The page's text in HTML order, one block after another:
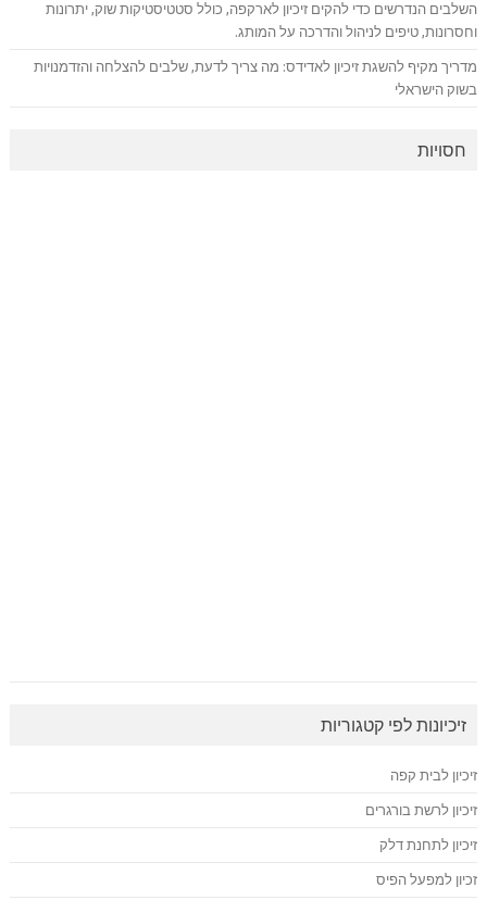
השלבים הנדרשים כדי להקים זיכיון לארקפה, כולל סטטיסטיקות שוק, יתרונות
וחסרונות, טיפים לניהול והדרכה על המותג.
מדריך מקיף להשגת זיכיון לאדידס: מה צריך לדעת, שלבים להצלחה והזדמנויות
בשוק הישראלי
חסויות
זיכיונות לפי קטגוריות
זיכיון לבית קפה
זיכיון לרשת בורגרים
זיכיון לתחנת דלק
זכיון למפעל הפיס